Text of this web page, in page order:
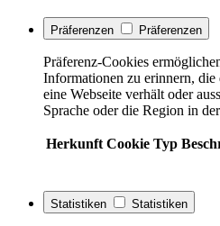
Präferenzen Präferenzen
Präferenz-Cookies
Informationen zu erinnern,
eine Webseite verhält oder
Sprache oder die Region in
Herkunft Cookie Typ
Statistiken Statistiken